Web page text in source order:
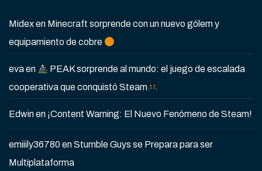
Midexen Minecraft sorprende con un nuevo gólem y
equipamiento de cobre
evaen
PEAK sorprende al mundo: el juego de escalada
cooperativa que conquistó Steam
Edwinen ¡Content Warning: El Nuevo Fenómeno de Steam!
emiiily36780enStumble Guys se Prepara para ser
Multiplataforma